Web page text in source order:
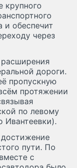
крупного
и обеспечит
через
дороги.
пропускную
протяжении
по левому
Ивантеевки).
достижение
пути. По
с